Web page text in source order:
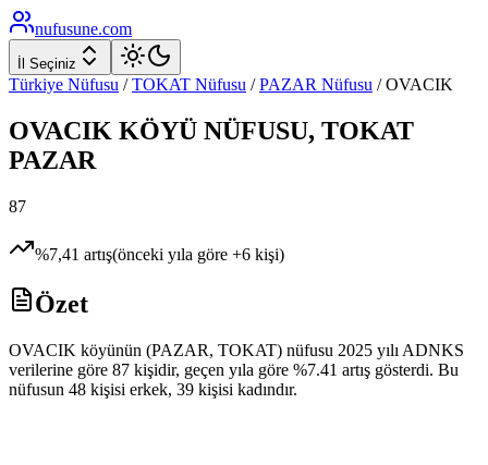
nufusune.com
İl Seçiniz
Türkiye Nüfusu / TOKAT Nüfusu / PAZAR Nüfusu /OVACIK
OVACIK KÖYÜ NÜFUSU, TOKAT
PAZAR
87
%7,41 artış(önceki yıla göre +6 kişi)
Özet
OVACIK köyünün (PAZAR, TOKAT) nüfusu 2025 yılı ADNKS
verilerine göre 87 kişidir, geçen yıla göre %7.41 artış gösterdi. Bu
nüfusun 48 kişisi erkek, 39 kişisi kadındır.